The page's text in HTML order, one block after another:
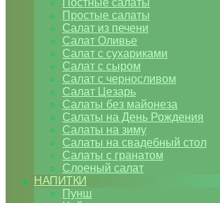
Постные салаты
Простые салаты
Салат из печени
Салат Оливье
Салат с сухариками
Салат с сыром
Салат с черносливом
Салат Цезарь
Салаты без майонеза
Салаты на День Рождения
Салаты на зиму
Салаты на свадебный стол
Салаты с гранатом
Слоеный салат
НАПИТКИ
Пунш